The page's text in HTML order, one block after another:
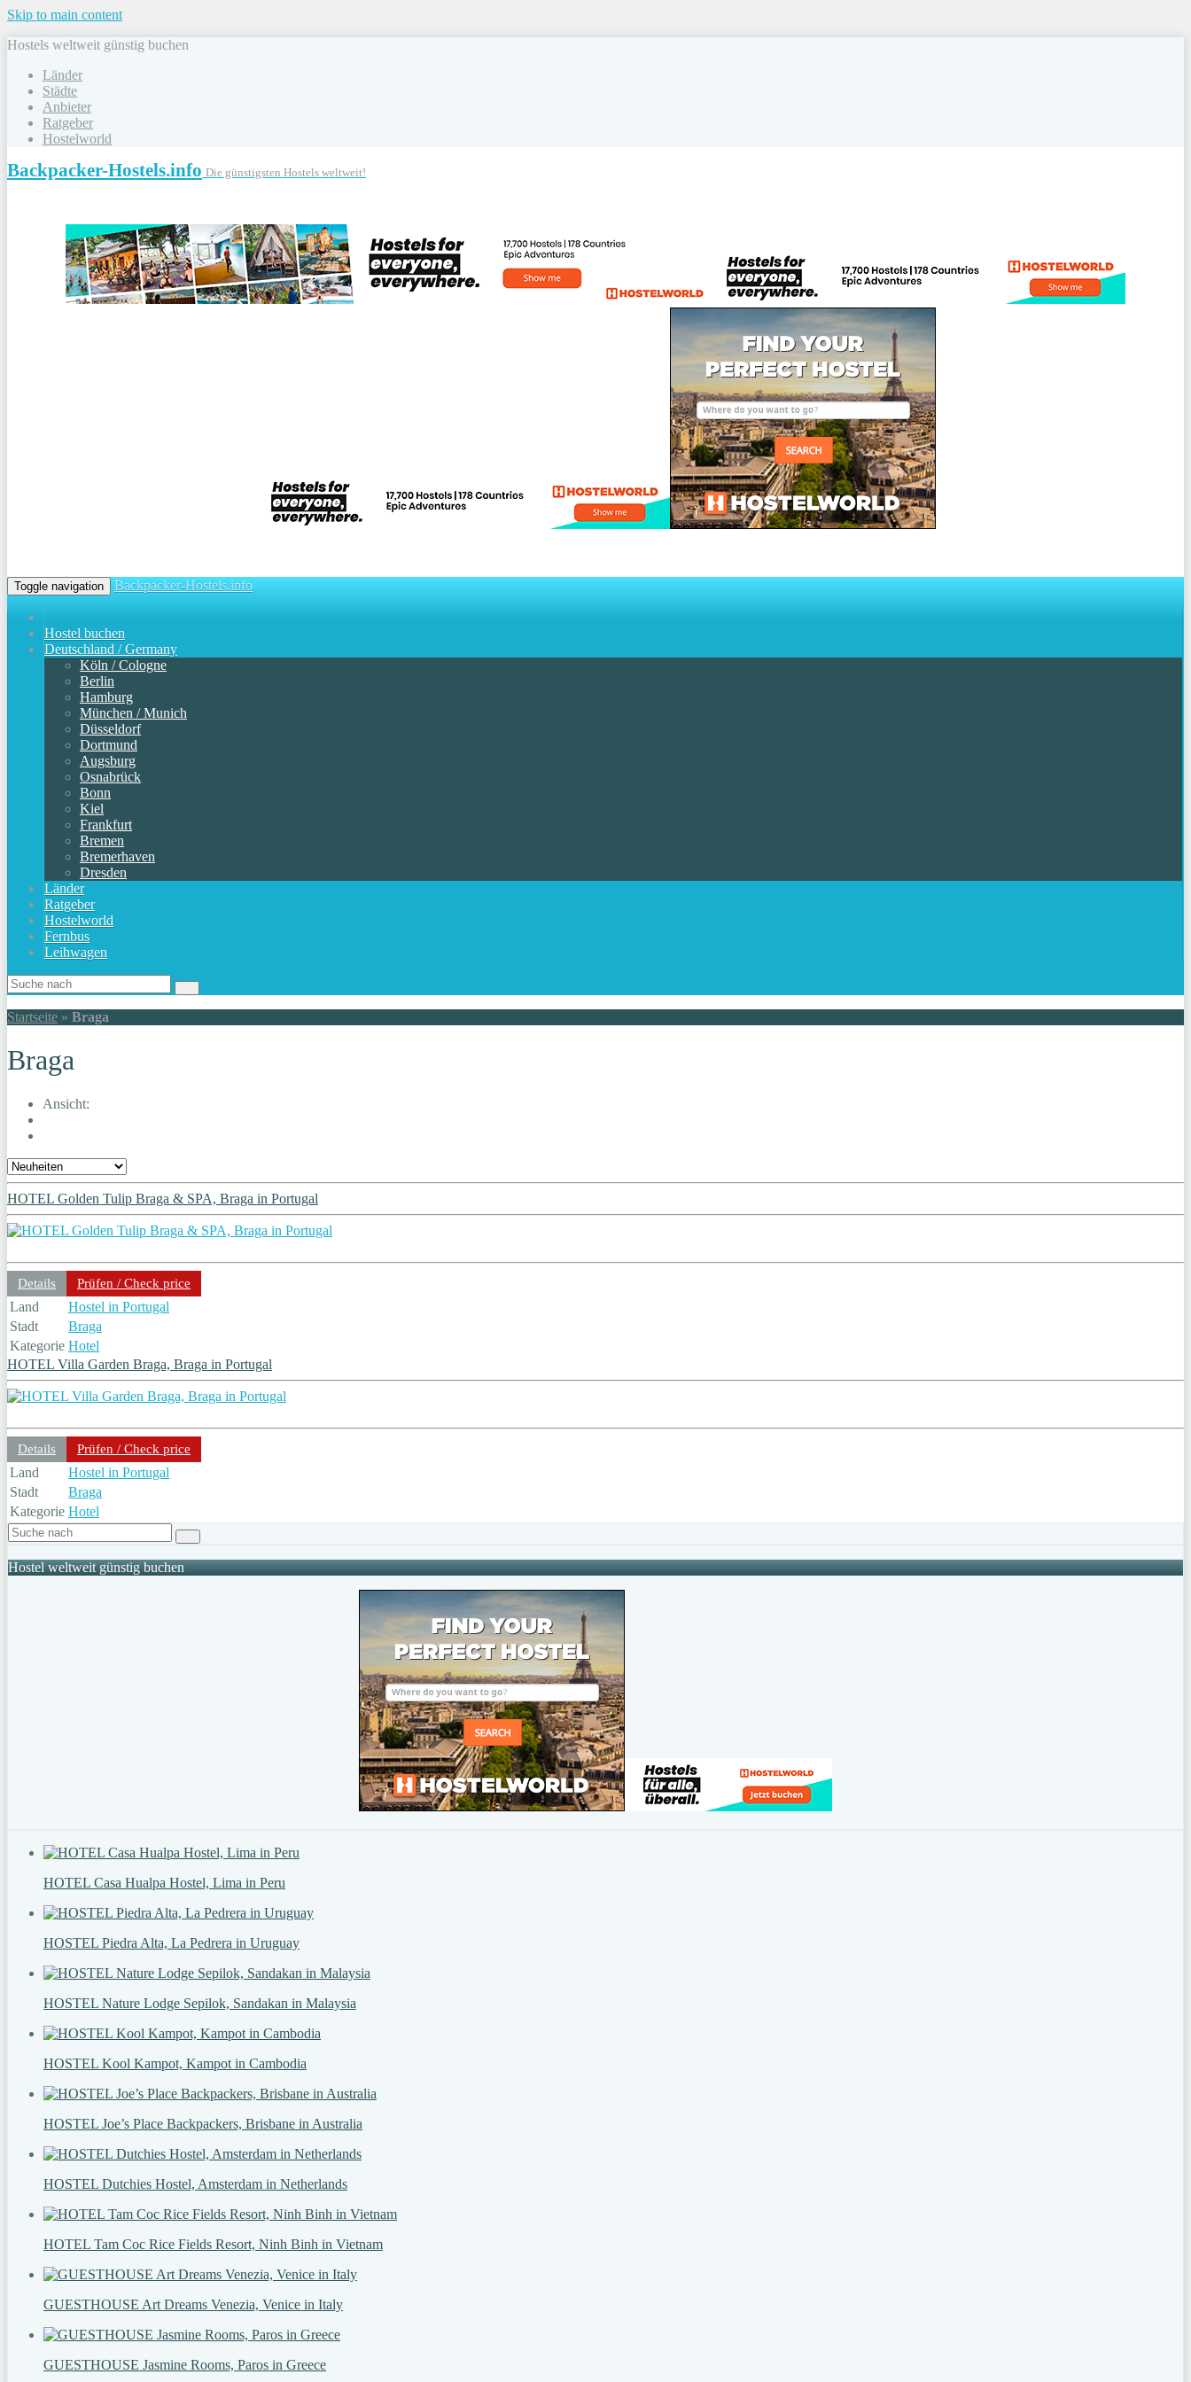
Skip to main content
Hostels weltweit günstig buchen
Länder
Städte
Anbieter
Ratgeber
Hostelworld
Backpacker-Hostels.info Die günstigsten Hostels weltweit!
Toggle navigation Backpacker-Hostels.info
Hostel buchen
Deutschland / Germany
Köln / Cologne
Berlin
Hamburg
München / Munich
Düsseldorf
Dortmund
Augsburg
Osnabrück
Bonn
Kiel
Frankfurt
Bremen
Bremerhaven
Dresden
Länder
Ratgeber
Hostelworld
Fernbus
Leihwagen
Startseite » Braga
Braga
Ansicht:
HOTEL Golden Tulip Braga & SPA, Braga in Portugal
Details Prüfen / Check price
Land
Hostel in Portugal
Stadt
Braga
Kategorie Hotel
HOTEL Villa Garden Braga, Braga in Portugal
Details Prüfen / Check price
Land
Hostel in Portugal
Stadt
Braga
Kategorie Hotel
Hostel weltweit günstig buchen
HOTEL Casa Hualpa Hostel, Lima in Peru
HOSTEL Piedra Alta, La Pedrera in Uruguay
HOSTEL Nature Lodge Sepilok, Sandakan in Malaysia
HOSTEL Kool Kampot, Kampot in Cambodia
HOSTEL Joe’s Place Backpackers, Brisbane in Australia
HOSTEL Dutchies Hostel, Amsterdam in Netherlands
HOTEL Tam Coc Rice Fields Resort, Ninh Binh in Vietnam
GUESTHOUSE Art Dreams Venezia, Venice in Italy
GUESTHOUSE Jasmine Rooms, Paros in Greece